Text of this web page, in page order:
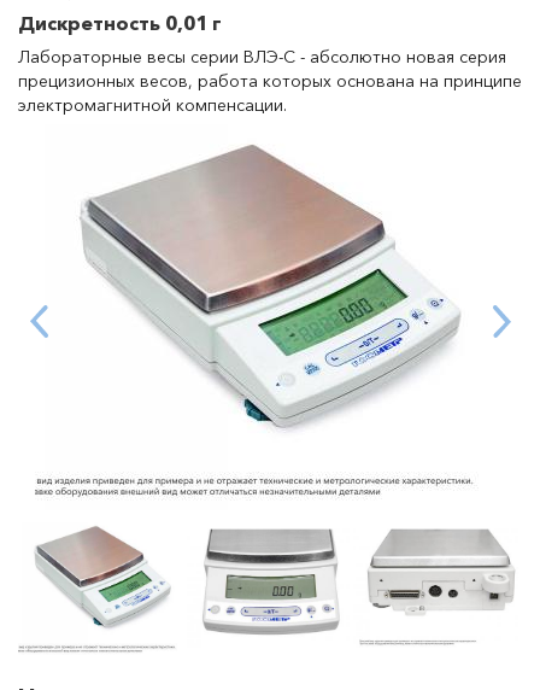
Дискретность 0,01 г
Лабораторные весы серии ВЛЭ-С - абсолютно новая серия
прецизионных весов, работа которых основана на принципе
электромагнитной компенсации.
45/2)
бланк акта неисправности
отправке оборудования в ремонт)
Даю согласие на обработку персональных данных в
соответствии с
политикой конфиденциальности
Отправить